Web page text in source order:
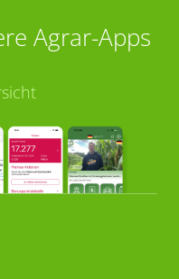
Agrar-Apps